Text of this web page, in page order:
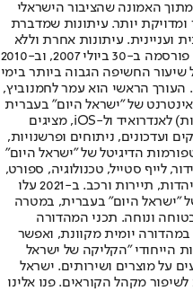
האמונה שהציבור הישראלי
ומדויקת יותר. עיתונות שמדברת
ועניינית. עיתונות אחרת וללא
תשלום. המהדורה המודפסת הראשונה פורסמה ב-30 ביולי 2007, וב-2010
שיעור החשיפה הגבוה ביותר בימי
העורך הראשי הוא עמר לחמנוביץ,
של "ישראל היום" בעברית
ובאנגלית, כמו כן היישומונים (אפליקציות) לאנדרואיד ול-iOS, מציגים
ועדכונים, ניתוחים ופרשנויות,
הדיגיטל של "ישראל היום"
לייף סטייל, טכנולוגיה, ספורט,
כלכלה וצרכנות, בריאות, חיילים, אוכל, יהדות, תיירות ורכב. ב-2021 עלו
"ישראל היום" בעברית, במטרה
ונוחה. תכני המהדורה
יומית מקוונת, ואפשר
הייחודי "הקליקה של ישראל
על מוצרים ושירותים. ישראל
מקהל הקוראים. פנו אלינו